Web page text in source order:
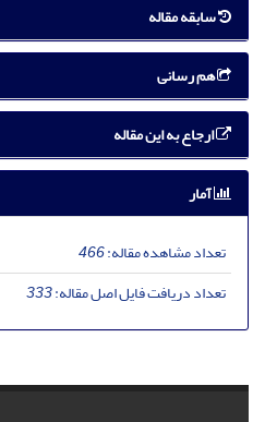
سابقه مقاله
هم رسانی
ارجاع به این مقاله
آمار
تعداد مشاهده مقاله:466
تعداد دریافت فایل اصل مقاله:333